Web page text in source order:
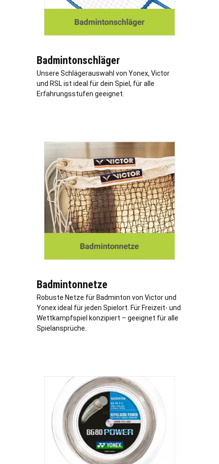
Badmintonschläger
Unsere Schlägerauswahl von Yonex, Victor
und RSL ist ideal für dein Spiel, für alle
Erfahrungsstufen geeignet.
Badmintonnetze
Robuste Netze für Badminton von Victor und
Yonex ideal für jeden Spielort. Für Freizeit- und
Wettkampfspiel konzipiert – geeignet für alle
Spielansprüche.